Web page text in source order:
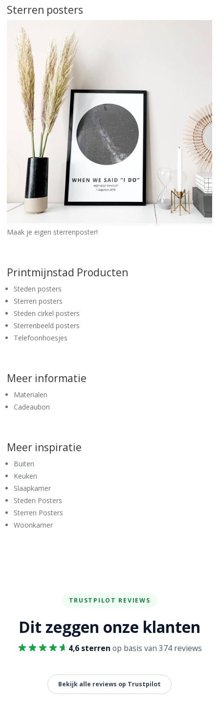
Sterren posters
Maak je eigen sterrenposter!
Printmijnstad Producten
Steden posters
Sterren posters
Steden cirkel posters
Sterrenbeeld posters
Telefoonhoesjes
Meer informatie
Materialen
Cadeaubon
Meer inspiratie
Buiten
Keuken
Slaapkamer
Steden Posters
Sterren Posters
Woonkamer
TRUSTPILOT REVIEWS
Dit zeggen onze klanten
4,6 sterren op basis van 374 reviews
Bekijk alle reviews op Trustpilot